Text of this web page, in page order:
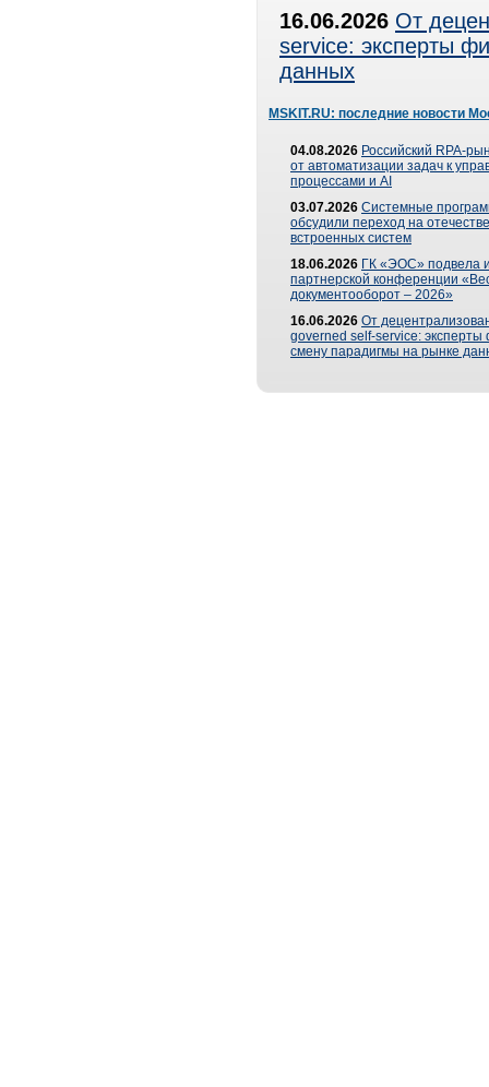
16.06.2026 От
service: эксперты
данных
MSKIT.RU: последние новости
04.08.2026 Российский RPA-
от автоматизации задач к
процессами и AI
03.07.2026 Системные
обсудили переход на
встроенных систем
18.06.2026 ГК «ЭОС» подвела
партнерской конференции
документооборот – 2026»
16.06.2026 От
governed self-service: эксперты
смену парадигмы на рынке